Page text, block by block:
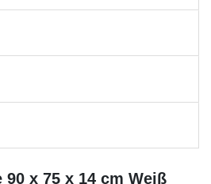
x 75 x 14 cm Weiß